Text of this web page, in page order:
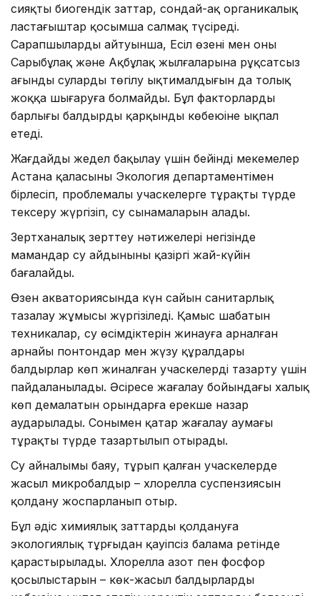
сияқты биогендік заттар, сондай-ақ органикалық
ластағыштар қосымша салмақ түсіреді.
Сарапшылардың айтуынша, Есіл өзені мен оның
Сарыбұлақ және Ақбұлақ жылғаларына рұқсатсыз
ағынды сулардың төгілу ықтималдығын да толық
жоққа шығаруға болмайды. Бұл факторлардың
барлығы балдырдың қарқынды көбеюіне ықпал
етеді.
Жағдайды жедел бақылау үшін бейінді мекемелер
Астана қаласының Экология департаментімен
бірлесіп, проблемалы учаскелерге тұрақты түрде
тексеру жүргізіп, су сынамаларын алады.
Зертханалық зерттеу нәтижелері негізінде
мамандар су айдынының қазіргі жай-күйін
бағалайды.
Өзен акваториясында күн сайын санитарлық
тазалау жұмысы жүргізіледі. Қамыс шабатын
техникалар, су өсімдіктерін жинауға арналған
арнайы понтондар мен жүзу құралдары
балдырлар көп жиналған учаскелерді тазарту үшін
пайдаланылады. Әсіресе жағалау бойындағы халық
көп демалатын орындарға ерекше назар
аударылады. Сонымен қатар жағалау аумағы
тұрақты түрде тазартылып отырады.
Су айналымы баяу, тұрып қалған учаскелерде
жасыл микробалдыр – хлорелла суспензиясын
қолдану жоспарланып отыр.
Бұл әдіс химиялық заттарды қолдануға
экологиялық тұрғыдан қауіпсіз балама ретінде
қарастырылады. Хлорелла азот пен фосфор
қосылыстарын – көк-жасыл балдырлардың